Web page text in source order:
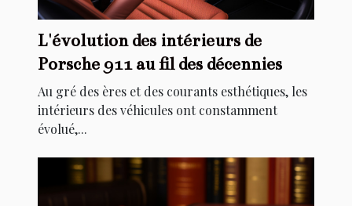
L'évolution des intérieurs de
Porsche 911 au fil des décennies
Au gré des ères et des courants esthétiques, les
intérieurs des véhicules ont constamment
évolué,...